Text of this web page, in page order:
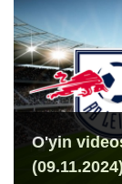
O'yin
(09.11.2024)